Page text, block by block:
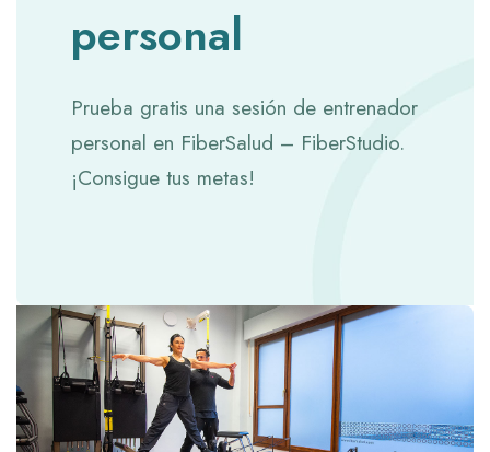
personal
Prueba gratis una sesión de entrenador
personal en FiberSalud – FiberStudio.
¡Consigue tus metas!